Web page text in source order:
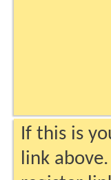
If this is
link